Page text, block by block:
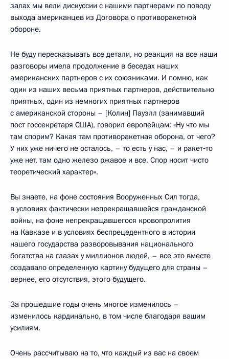
залах мы вели дискуссии с нашими партнерами по поводу
выхода американцев из Договора о противоракетной
обороне.
Не буду пересказывать все детали, но реакция на все наши
разговоры имела продолжение в беседах наших
американских партнеров с их союзниками. И помню, как
один из наших весьма приятных партнеров, действительно
приятных, один из немногих приятных партнеров
с американской стороны – [Колин] Пауэлл (занимавший
пост госсекретаря США), говорил европейцам: «Ну что мы
там спорим? Какая там противоракетная оборона, от чего?
У них уже ничего не осталось, – то есть у нас, – и ракет‑то
уже нет, там одно железо ржавое и все. Спор носит чисто
теоретический характер».
Вы знаете, на фоне состояния Вооруженных Сил тогда,
в условиях фактически непрекращавшейся гражданской
войны, на фоне непрекращавшегося кровопролития
на Кавказе и в условиях беспрецедентного в истории
нашего государства разворовывания национального
богатства на глазах у миллионов людей, – все это вместе
создавало определенную картину будущего для страны –
вернее, его отсутствия, этого будущего.
За прошедшие годы очень многое изменилось –
изменилось кардинально, в том числе благодаря вашим
усилиям.
Очень рассчитываю на то, что каждый из вас на своем